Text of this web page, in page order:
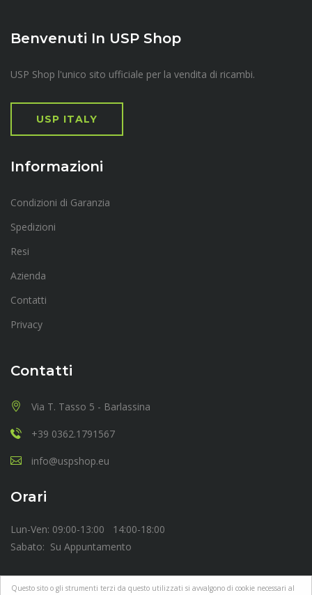
Questo sito o gli strumenti terzi da questo utilizzati si avvalgono di cookie necessari al
Benvenuti In USP Shop
USP Shop l'unico sito ufficiale per la vendita di ricambi.
USP ITALY
Informazioni
Condizioni di Garanzia
Spedizioni
Resi
Azienda
Contatti
Privacy
Contatti
Via T. Tasso 5 - Barlassina
+39 0362.1791567
info@uspshop.eu
Orari
Lun-Ven: 09:00-13:00 14:00-18:00
Sabato: Su Appuntamento